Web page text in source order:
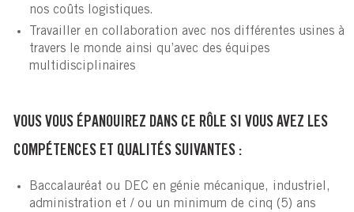
nos coûts logistiques.
Travailler en collaboration avec nos différentes usines à
travers le monde ainsi qu’avec des équipes
multidisciplinaires
VOUS VOUS ÉPANOUIREZ DANS CE RÔLE SI VOUS AVEZ LES
COMPÉTENCES ET QUALITÉS SUIVANTES :
Baccalauréat ou DEC en génie mécanique, industriel,
administration et / ou un minimum de cinq (5) ans